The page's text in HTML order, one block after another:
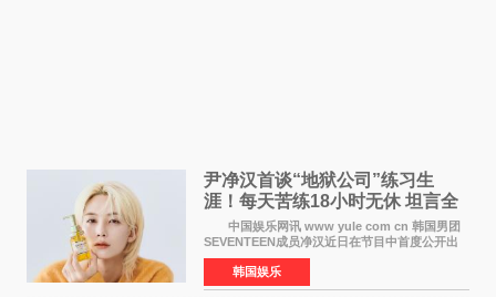
尹净汉首谈“地狱公司”练习生
涯！每天苦练18小时无休 坦言全
靠成员撑过来
中国娱乐网讯 www yule com cn 韩国男团
SEVENTEEN成员净汉近日在节目中首度公开出
道前的残酷练习生经历，并提及经纪公司Pledis
娱乐，引发广泛关注。 在8月2日播出的日本
TBS综艺节目《周
韩国娱乐